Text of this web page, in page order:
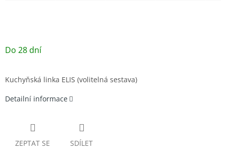
Do 28 dní
Kuchyňská linka ELIS (volitelná sestava)
Detailní informace
ZEPTAT SE SDÍLET